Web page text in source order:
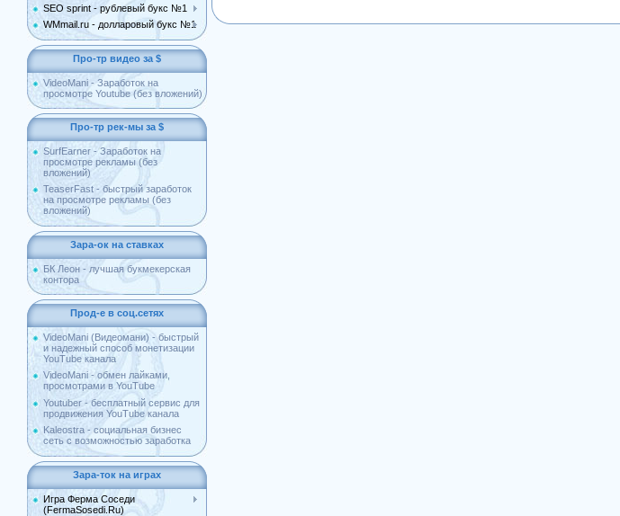
SEO sprint - рублевый букс №1
WMmail.ru - долларовый букс №1
Про-тр видео за $
VideoMani - Заработок на
просмотре Youtube (без вложений)
Про-тр рек-мы за $
SurfEarner - Заработок на
просмотре рекламы (без
вложений)
TeaserFast - быстрый заработок
на просмотре рекламы (без
вложений)
Зара-ок на ставках
БК Леон - лучшая букмекерская
контора
Прод-е в соц.сетях
VideoMani (Видеомани) - быстрый
и надежный способ монетизации
YouTube канала
VideoMani - обмен лайками,
просмотрами в YouTube
Youtuber - бесплатный сервис для
продвижения YouTube канала
Kaleostra - социальная бизнес
сеть с возможностью заработка
Зара-ток на играх
Игра Ферма Соседи
(FermaSosedi.Ru)